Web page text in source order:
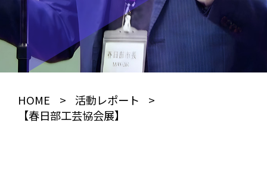
HOME > 活動レポート
>
【春日部工芸協会展】